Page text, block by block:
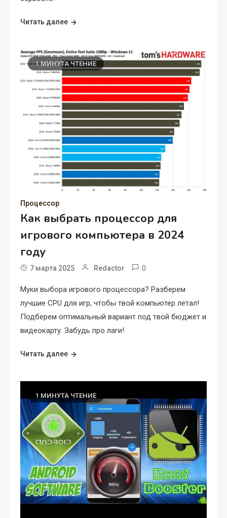
Читать далее
1 МИНУТА ЧТЕНИЕ
Процессор
Как выбрать процессор для
игрового компьютера в 2024
году
7 марта 2025 Redactor 0
Муки выбора игрового процессора? Разберем
лучшие CPU для игр, чтобы твой компьютер летал!
Подберем оптимальный вариант под твой бюджет и
видеокарту. Забудь про лаги!
Читать далее
1 МИНУТА ЧТЕНИЕ